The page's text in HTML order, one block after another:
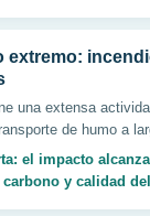
extremo:
una extensa
de humo a
el impacto
y calidad